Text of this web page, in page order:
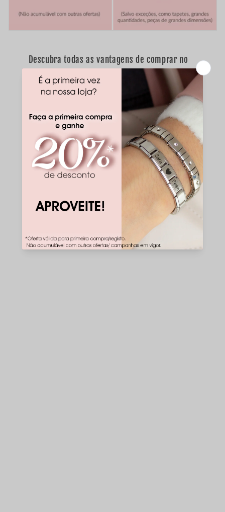
Descubra todas as vantagens de comprar no
Mercado de Arte